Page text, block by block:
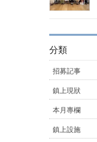
分類
招募記事
鎮上現狀
本月專欄
鎮上設施